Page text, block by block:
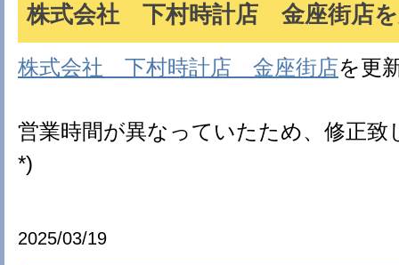
株式会社 下村時計店 金座街店
株式会社 下村時計店 金座街店を更
営業時間が異なっていたため、修正
*)
2025/03/19